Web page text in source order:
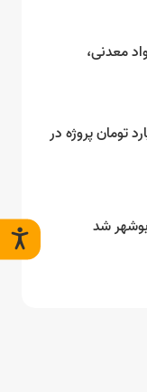
معدنی،
هزار میلیارد تومان پروژه در
شد